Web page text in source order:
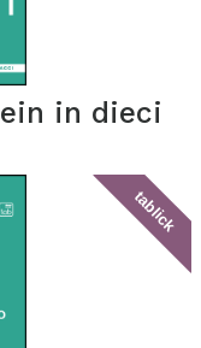
in dieci
tablick